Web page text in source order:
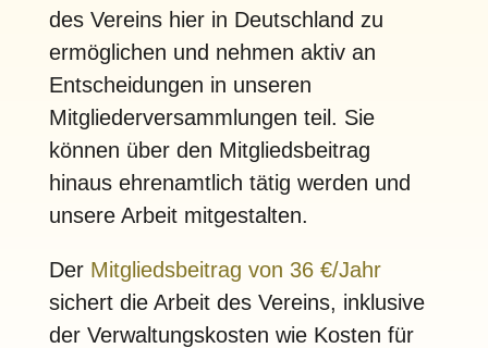
des Vereins hier in Deutschland zu
ermöglichen und nehmen aktiv an
Entscheidungen in unseren
Mitgliederversammlungen teil. Sie
können über den Mitgliedsbeitrag
hinaus ehrenamtlich tätig werden und
unsere Arbeit mitgestalten.
Der Mitgliedsbeitrag von 36 €/Jahr
sichert die Arbeit des Vereins, inklusive
der Verwaltungskosten wie Kosten für